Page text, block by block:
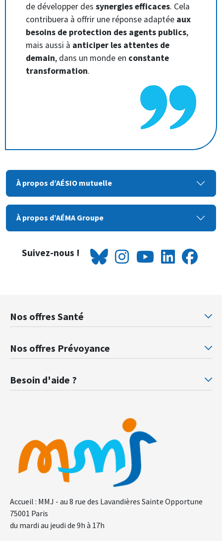
de développer des synergies efficaces. Cela
contribuera à offrir une réponse adaptée aux
besoins de protection des agents publics,
mais aussi à anticiper les attentes de
demain, dans un monde en constante
transformation.
À propos d’AÉSIO mutuelle
À propos d’AÉMA Groupe
Suivez-nous !
Accueil : MMJ - au 8 rue des Lavandières Sainte Opportune
75001 Paris
du mardi au jeudi de 9h à 17h
Nos offres Santé
Mutuelle santé Retraités justice
Nos offres Prévoyance
Besoin d'aide ?